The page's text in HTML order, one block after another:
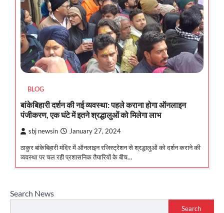
BLOG
बांकेबिहारी दर्शन की नई व्यवस्था: पहले कराना होगा ऑनलाइन
पंजीकरण, एक घंटे में इतने श्रद्धालुओं को मिलेगा लाभ
sbj newsin January 27, 2024
ठाकुर बांकेबिहारी मंदिर में ऑनलाइन रजिस्ट्रेशन से श्रद्धालुओं को दर्शन कराने की
व्यवस्था पर चल रही प्रशासनिक तैयारियों के बीच…
Search News
Search